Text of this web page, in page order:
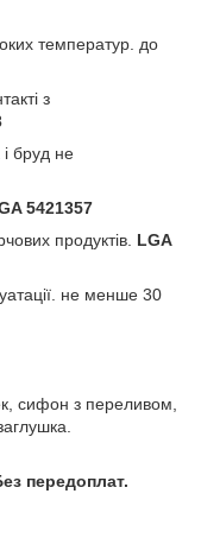
температур. до
з
бруд не
5421357
продуктів. LGA
не менше 30
сифон з переливом,
передоплат.